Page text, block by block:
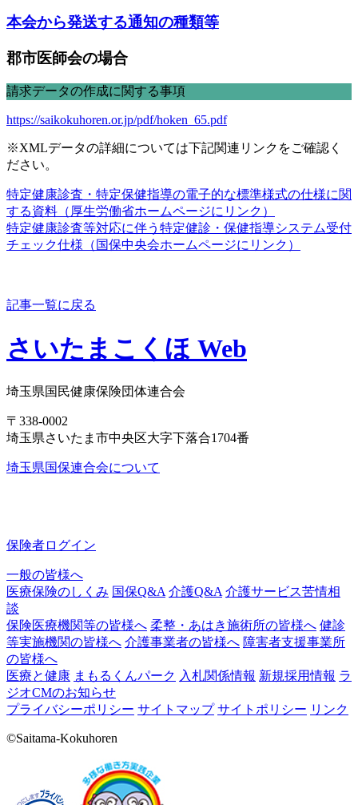
本会から発送する通知の種類等
郡市医師会の場合
請求データの作成に関する事項
https://saikokuhoren.or.jp/pdf/hoken_65.pdf
※XMLデータの詳細については下記関連リンクをご確認く
ださい。
特定健康診査・特定保健指導の電子的な標準様式の仕様に関
する資料（厚生労働省ホームページにリンク）
特定健康診査等対応に伴う特定健診・保健指導システム受付
チェック仕様（国保中央会ホームページにリンク）
記事一覧に戻る
さいたまこくほ Web
埼玉県国民健康保険団体連合会
〒338-0002
埼玉県さいたま市中央区大字下落合1704番
埼玉県国保連合会について
保険者ログイン
一般の皆様へ
医療保険のしくみ 国保Q&A 介護Q&A 介護サービス苦情相
談
保険医療機関等の皆様へ 柔整・あはき施術所の皆様へ 健診
等実施機関の皆様へ 介護事業者の皆様へ 障害者支援事業所
の皆様へ
医療と健康 まもるくんパーク 入札関係情報 新規採用情報 ラ
ジオCMのお知らせ
プライバシーポリシー サイトマップ サイトポリシー リンク
©Saitama-Kokuhoren